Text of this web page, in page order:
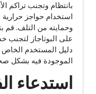
بانتظام وتجنب تراكم
استخدام حواجز
وحمايته من التلف. قم
على البوتاجاز لتجنب
دليل المستخدم الخاص
الموجودة فيه بشكل
استدعاء